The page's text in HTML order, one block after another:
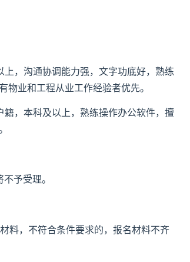
，沟通协调能力强，文字功底好，熟练
业和工程从业工作经验者优先。
，本科及以上，熟练操作办公软件，擅
予受理。
料，不符合条件要求的，报名材料不齐